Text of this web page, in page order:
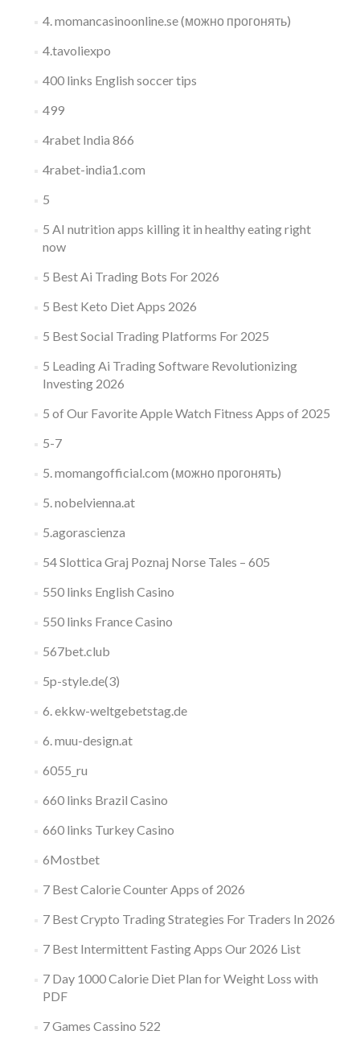
4. momancasinoonline.se (можно прогонять)
4.tavoliexpo
400 links English soccer tips
499
4rabet India 866
4rabet-india1.com
5
5 AI nutrition apps killing it in healthy eating right
now
5 Best Ai Trading Bots For 2026
5 Best Keto Diet Apps 2026
5 Best Social Trading Platforms For 2025
5 Leading Ai Trading Software Revolutionizing
Investing 2026
5 of Our Favorite Apple Watch Fitness Apps of 2025
5-7
5. momangofficial.com (можно прогонять)
5. nobelvienna.at
5.agorascienza
54 Slottica Graj Poznaj Norse Tales – 605
550 links English Casino
550 links France Casino
567bet.club
5p-style.de(3)
6. ekkw-weltgebetstag.de
6. muu-design.at
6055_ru
660 links Brazil Casino
660 links Turkey Casino
6Mostbet
7 Best Calorie Counter Apps of 2026
7 Best Crypto Trading Strategies For Traders In 2026
7 Best Intermittent Fasting Apps Our 2026 List
7 Day 1000 Calorie Diet Plan for Weight Loss with
PDF
7 Games Cassino 522